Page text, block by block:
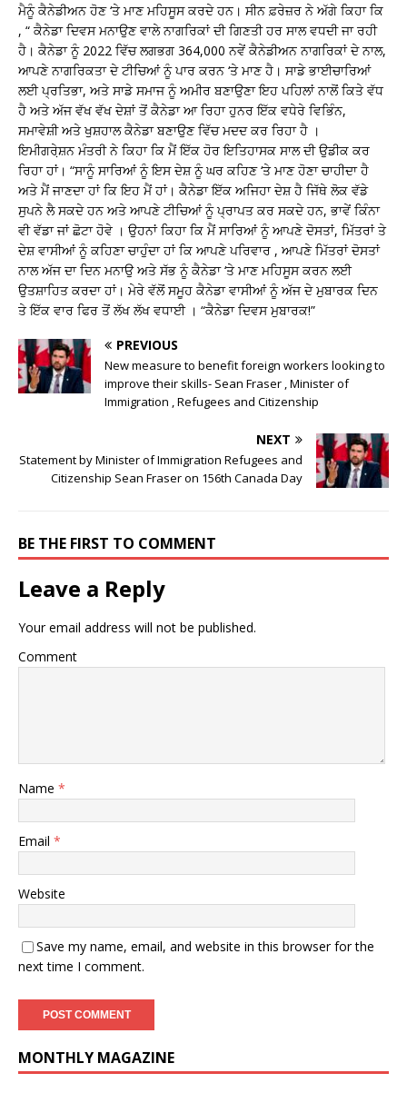
ਮੈਨੂੰ ਕੈਨੇਡੀਅਨ ਹੋਣ ‘ਤੇ ਮਾਣ ਮਹਿਸੂਸ ਕਰਦੇ ਹਨ। ਸੀਨ ਫ਼ਰੇਜ਼ਰ ਨੇ ਅੱਗੇ ਕਿਹਾ ਕਿ
, “ ਕੈਨੇਡਾ ਦਿਵਸ ਮਨਾਉਣ ਵਾਲੇ ਨਾਗਰਿਕਾਂ ਦੀ ਗਿਣਤੀ ਹਰ ਸਾਲ ਵਧਦੀ ਜਾ ਰਹੀ
ਹੈ। ਕੈਨੇਡਾ ਨੂੰ 2022 ਵਿੱਚ ਲਗਭਗ 364,000 ਨਵੇਂ ਕੈਨੇਡੀਅਨ ਨਾਗਰਿਕਾਂ ਦੇ ਨਾਲ,
ਆਪਣੇ ਨਾਗਰਿਕਤਾ ਦੇ ਟੀਚਿਆਂ ਨੂੰ ਪਾਰ ਕਰਨ ‘ਤੇ ਮਾਣ ਹੈ। ਸਾਡੇ ਭਾਈਚਾਰਿਆਂ
ਲਈ ਪ੍ਰਤਿਭਾ, ਅਤੇ ਸਾਡੇ ਸਮਾਜ ਨੂੰ ਅਮੀਰ ਬਣਾਉਣਾ ਇਹ ਪਹਿਲਾਂ ਨਾਲੋਂ ਕਿਤੇ ਵੱਧ
ਹੈ ਅਤੇ ਅੱਜ ਵੱਖ ਵੱਖ ਦੇਸ਼ਾਂ ਤੋਂ ਕੈਨੇਡਾ ਆ ਰਿਹਾ ਹੁਨਰ ਇੱਕ ਵਧੇਰੇ ਵਿਭਿੰਨ,
ਸਮਾਵੇਸ਼ੀ ਅਤੇ ਖੁਸ਼ਹਾਲ ਕੈਨੇਡਾ ਬਣਾਉਣ ਵਿੱਚ ਮਦਦ ਕਰ ਰਿਹਾ ਹੈ ।
ਇਮੀਗਰੇ਼ਸ਼ਨ ਮੰਤਰੀ ਨੇ ਕਿਹਾ ਕਿ ਮੈਂ ਇੱਕ ਹੋਰ ਇਤਿਹਾਸਕ ਸਾਲ ਦੀ ਉਡੀਕ ਕਰ
ਰਿਹਾ ਹਾਂ। “ਸਾਨੂੰ ਸਾਰਿਆਂ ਨੂੰ ਇਸ ਦੇਸ਼ ਨੂੰ ਘਰ ਕਹਿਣ ‘ਤੇ ਮਾਣ ਹੋਣਾ ਚਾਹੀਦਾ ਹੈ
ਅਤੇ ਮੈਂ ਜਾਣਦਾ ਹਾਂ ਕਿ ਇਹ ਮੈਂ ਹਾਂ। ਕੈਨੇਡਾ ਇੱਕ ਅਜਿਹਾ ਦੇਸ਼ ਹੈ ਜਿੱਥੇ ਲੋਕ ਵੱਡੇ
ਸੁਪਨੇ ਲੈ ਸਕਦੇ ਹਨ ਅਤੇ ਆਪਣੇ ਟੀਚਿਆਂ ਨੂੰ ਪ੍ਰਾਪਤ ਕਰ ਸਕਦੇ ਹਨ, ਭਾਵੇਂ ਕਿੰਨਾ
ਵੀ ਵੱਡਾ ਜਾਂ ਛੋਟਾ ਹੋਵੇ । ਉਹਨਾਂ ਕਿਹਾ ਕਿ ਮੈਂ ਸਾਰਿਆਂ ਨੂੰ ਆਪਣੇ ਦੋਸਤਾਂ, ਮਿੱਤਰਾਂ ਤੇ
ਦੇਸ਼ ਵਾਸੀਆਂ ਨੂੰ ਕਹਿਣਾ ਚਾਹੁੰਦਾ ਹਾਂ ਕਿ ਆਪਣੇ ਪਰਿਵਾਰ , ਆਪਣੇ ਮਿੱਤਰਾਂ ਦੋਸਤਾਂ
ਨਾਲ ਅੱਜ ਦਾ ਦਿਨ ਮਨਾਉ ਅਤੇ ਸੱਭ ਨੂੰ ਕੈਨੇਡਾ ‘ਤੇ ਮਾਣ ਮਹਿਸੂਸ ਕਰਨ ਲਈ
ਉਤਸ਼ਾਹਿਤ ਕਰਦਾ ਹਾਂ। ਮੇਰੇ ਵੱਲੋਂ ਸਮੂਹ ਕੈਨੇਡਾ ਵਾਸੀਆਂ ਨੂੰ ਅੱਜ ਦੇ ਮੁਬਾਰਕ ਦਿਨ
ਤੇ ਇੱਕ ਵਾਰ ਫਿਰ ਤੋਂ ਲੱਖ ਲੱਖ ਵਧਾਈ । “ਕੈਨੇਡਾ ਦਿਵਸ ਮੁਬਾਰਕ!”
PREVIOUS
New measure to benefit foreign workers looking to
improve their skills- Sean Fraser , Minister of
Immigration , Refugees and Citizenship
NEXT
Statement by Minister of Immigration Refugees and
Citizenship Sean Fraser on 156th Canada Day
BE THE FIRST TO COMMENT
Leave a Reply
Your email address will not be published.
Comment
Name *
Email *
Website
Save my name, email, and website in this browser for the
next time I comment.
MONTHLY MAGAZINE